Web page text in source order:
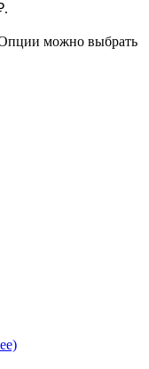
Опции можно выбрать